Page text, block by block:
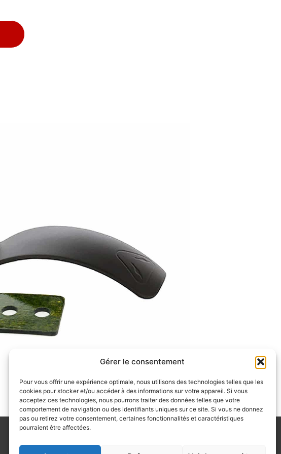
Gérer le consentement
Pour vous offrir une expérience optimale, nous utilisons des technologies telles que les
cookies pour stocker et/ou accéder à des informations sur votre appareil. Si vous
acceptez ces technologies, nous pourrons traiter des données telles que votre
comportement de navigation ou des identifiants uniques sur ce site. Si vous ne donnez
pas ou retirez votre consentement, certaines fonctionnalités et caractéristiques
pourraient être affectées.